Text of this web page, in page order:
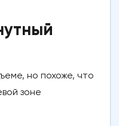
но похоже, что
зоне